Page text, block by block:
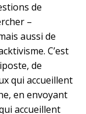
de
–
aussi de
C’est
de
qui accueillent
en envoyant
accueillent